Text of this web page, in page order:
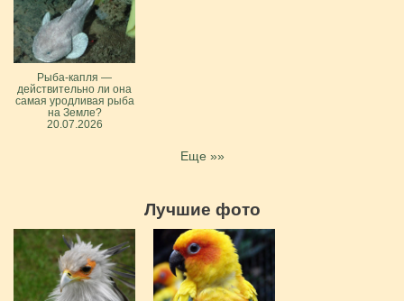
Рыба-капля —
действительно ли она
самая уродливая рыба
на Земле?
20.07.2026
Еще »»
Лучшие фото